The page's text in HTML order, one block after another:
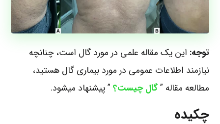
توجه: این یک مقاله علمی در مورد گال است، چنانچه
نیازمند اطلاعات عمومی در مورد بیماری گال هستید،
مطالعه مقاله ”گال چیست؟ ” پیشنهاد میشود.
چکیده